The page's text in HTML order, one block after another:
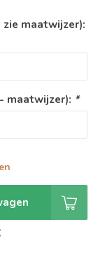
maatwijzer):
maatwijzer): *